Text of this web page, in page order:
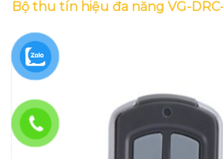
Bộ thu tín hiệu đa năng VG-